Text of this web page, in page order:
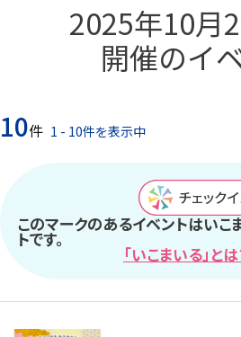
2025年10月
開催のイ
10件 1 - 10件を表示中
このマークのあるイベントはいこ
トです。
「いこまいる」とは